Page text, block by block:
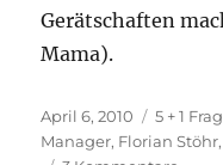
Gerätschaften
Mama).
Veröffentlicht
am
April 6, 2010 5 + 1
Manager, Florian Stöhr,